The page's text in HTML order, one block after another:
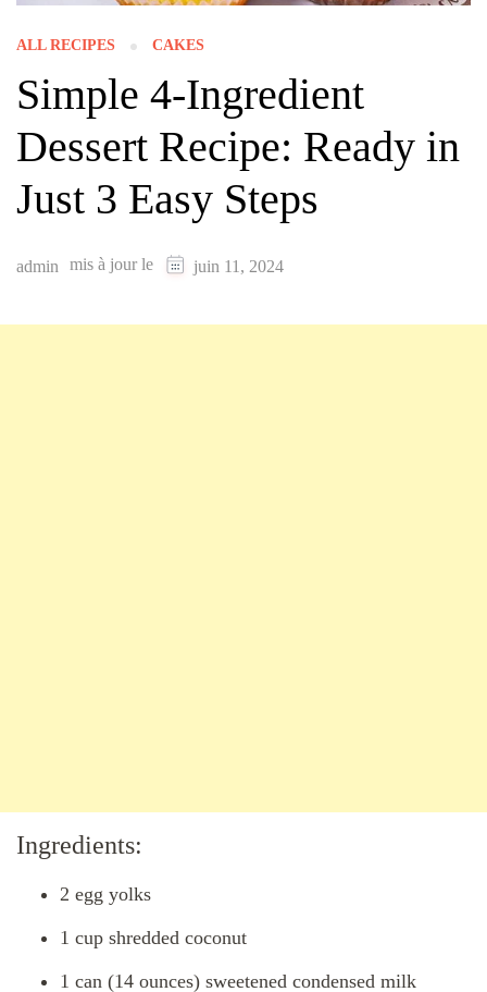
ALL RECIPES CAKES
Simple 4-Ingredient
Dessert Recipe: Ready in
Just 3 Easy Steps
admin mis à jour le juin 11, 2024
Ingredients:
2 egg yolks
1 cup shredded coconut
1 can (14 ounces) sweetened condensed milk